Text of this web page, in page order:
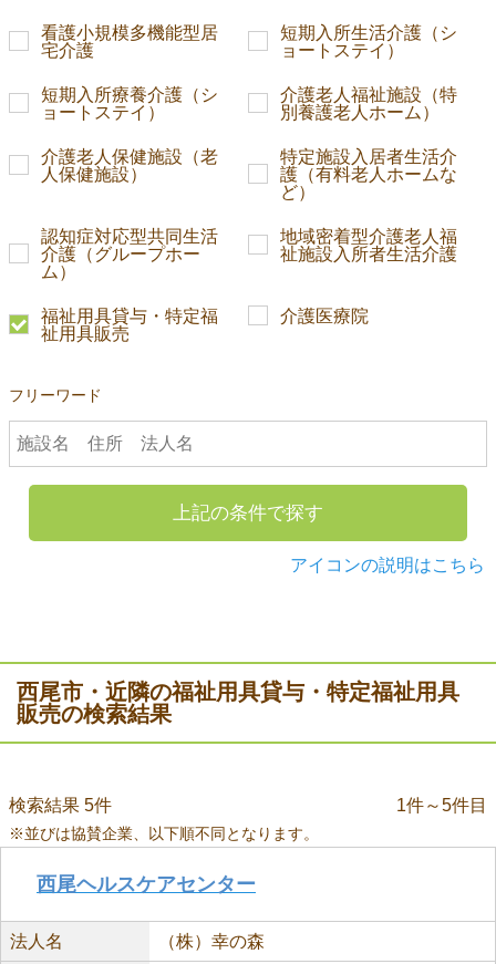
看護小規模多機能型居
宅介護
短期入所生活介護（シ
ョートステイ）
短期入所療養介護（シ
ョートステイ）
介護老人福祉施設（特
別養護老人ホーム）
介護老人保健施設（老
人保健施設）
特定施設入居者生活介
護（有料老人ホームな
ど）
認知症対応型共同生活
介護（グループホー
ム）
地域密着型介護老人福
祉施設入所者生活介護
福祉用具貸与・特定福
祉用具販売
介護医療院
フリーワード
上記の条件で探す
アイコンの説明はこちら
西尾市・近隣の福祉用具貸与・特定福祉用具
販売の検索結果
検索結果 5件 1件～5件目
※並びは協賛企業、以下順不同となります。
西尾ヘルスケアセンター
法人名 （株）幸の森